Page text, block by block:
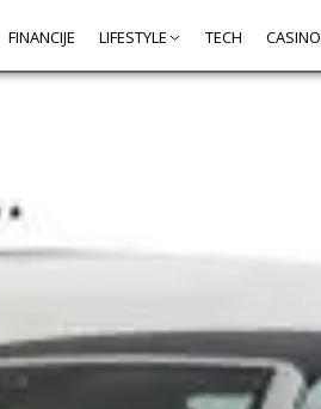
FINANCIJE LIFESTYLE TECH CASINO